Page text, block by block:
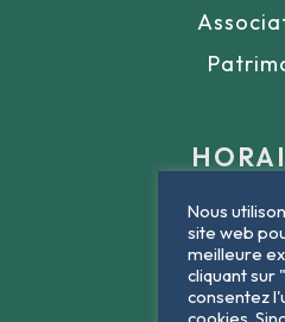
Lundi :
Mardi :
Jeudi :
Nous
site web
meilleure
cliquant sur
consentez